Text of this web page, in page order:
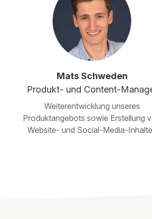
Mats Schweden
Produkt- und Content-
Weiterentwicklung unseres
Produktangebots sowie Erstellung
Website- und Social-Media-